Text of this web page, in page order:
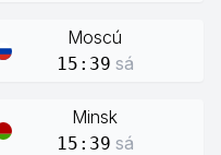
Moscú
15:39 sá
Minsk
15:39 sá